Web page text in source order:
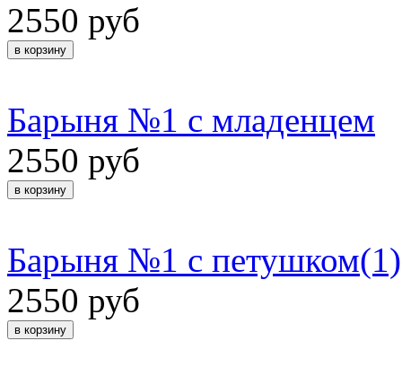
2550 руб
Барыня №1 с младенцем
2550 руб
Барыня №1 с петушком(1)
2550 руб